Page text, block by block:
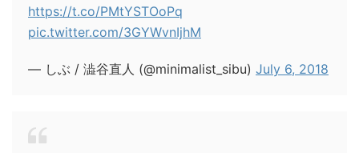
https://t.co/PMtYSTOoPq
pic.twitter.com/3GYWvnIjhM
— しぶ / 澁谷直人 (@minimalist_sibu) July 6, 2018